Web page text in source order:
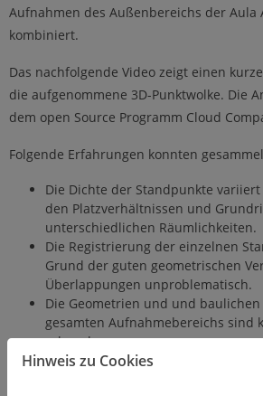
Aufnahmen des Außenbereichs der Aula
kombiniert.
Das nachfolgende Video zeigt einen
die aufgenommene 3D-Punktwolke. Die
dem open Source Programm Cloud
Folgende Erfahrungen konnten
Die Dichte der Standpunkte
den Platzverhältnissen und
unterschiedlichen Räumlichkeiten.
Die Registrierung der einzelnen
Grund der guten geometrischen
Überlappungen unproblematisch.
Die Geometrien und und baulichen
gesamten Aufnahmebereichs sind
erkennbar.
Hinweis zu Cookies